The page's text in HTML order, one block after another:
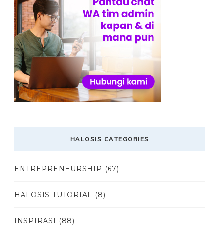
HALOSIS CATEGORIES
ENTREPRENEURSHIP (67)
HALOSIS TUTORIAL (8)
INSPIRASI (88)